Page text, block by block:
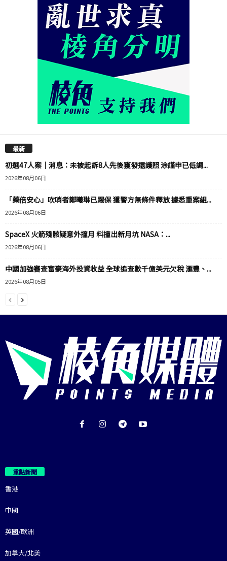
最新
初選47人案｜消息：未被起訴8人先後獲發還護照 涂謹申已低調...
2026年08月06日
「藥倍安心」吹哨者鄭曦琳已踢保 獲警方無條件釋放 據悉重案組...
2026年08月06日
SpaceX 火箭殘骸疑意外撞月 料撞出新月坑 NASA：...
2026年08月06日
中國加強審查富豪海外投資收益 全球追查數千億美元欠稅 滙豐、...
2026年08月05日
重點新聞
香港
中國
英國/歐洲
加拿大/北美